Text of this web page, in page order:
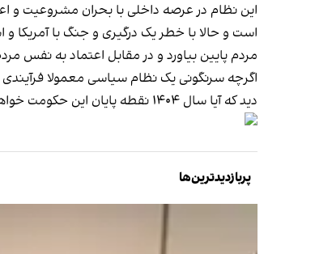
این نظام در عرصه داخلی با بحران مشروعیت و
است و حالا با خطر یک درگیری و جنگ با آمریکا
مردم پایین بیاورد و در مقابل اعتماد به نفس مردم
اگرچه سرنگونی یک نظام سیاسی معمولا
دید که آیا سال ۱۴۰۴ نقطه پایان این حکومت خواهد بود؟
پربازدیدترین‌ها